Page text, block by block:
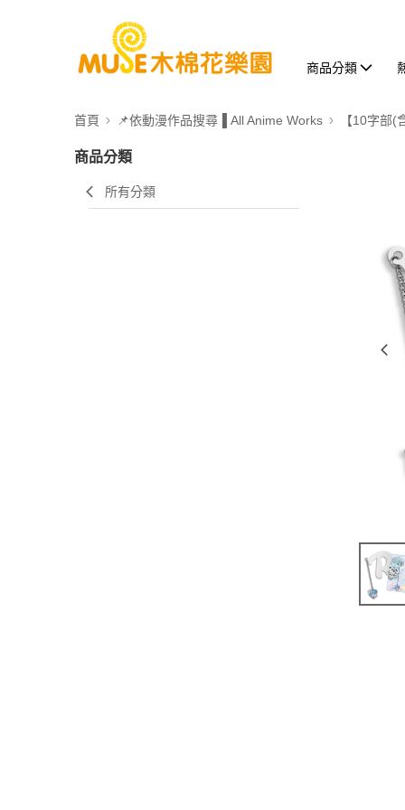
商品分類
首頁 📌依動漫作品搜尋▐ All Anime Works 【10字部(
商品分類
所有分類